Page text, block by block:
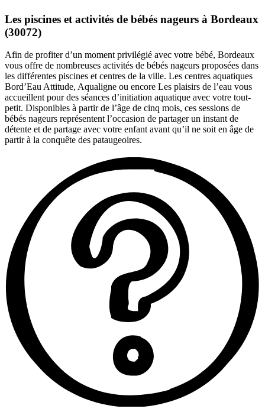
Les piscines et activités de bébés nageurs à Bordeaux
(30072)
Afin de profiter d’un moment privilégié avec votre bébé, Bordeaux
vous offre de nombreuses activités de bébés nageurs proposées dans
les différentes piscines et centres de la ville. Les centres aquatiques
Bord’Eau Attitude, Aqualigne ou encore Les plaisirs de l’eau vous
accueillent pour des séances d’initiation aquatique avec votre tout-
petit. Disponibles à partir de l’âge de cinq mois, ces sessions de
bébés nageurs représentent l’occasion de partager un instant de
détente et de partage avec votre enfant avant qu’il ne soit en âge de
partir à la conquête des pataugeoires.